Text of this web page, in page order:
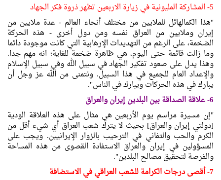
5- المشاركة المليونية في زيارة الاربعين تظهر ذروة فكر الجهاد
"هذا الكمالهائل للملايين من مختلف أنحاء العالم - عدة ملايين من
إيران وملايين من العراق نفسه ومن دول أخرى - هذه الحركة
الضخمة، على الرغم من التهديدات الإرهابية التي كانت موجودة دائما
وما زالت قائمة حتى اليوم، هي ظاهرة ضخمة للغاية؛ انه مهم جدا.
وهذا يدل على صعود تفكير الجهاد في سبيل الله وفي سبيل الإسلام
والإعداد العام للجميع في هذا السبيل. ونتمنى من الله عز وجل أن
يبارك في هذه الحركات ويبارك في الناس".
6- علاقة الصداقة بين البلدين إيران والعراق
"إن مسيرة مراسم يوم الأربعين هي مثال على هذه العلاقة الودية
[دولتي إيران والعراق] بحيث لا يترك شعب العراق أي شيء أقل من
الكرم والحب والتفاني في الترحيب بالزوار الإيرانيين. ويجب على
المسؤولين في إيران والعراق الاستفادة القصوى من هذه المساحة
والفرصة لتحقيق مصالح البلدين".
7- أقصى درجات الكرامة للشعب العراقي في الاستضافة